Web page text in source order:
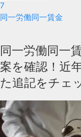
7
同一労働同一賃金
同一労働同一
案を確認！近
た追記をチェ